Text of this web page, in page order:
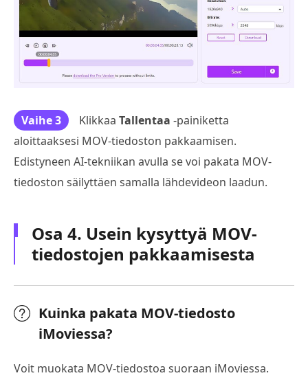
Vaihe 3 Klikkaa Tallentaa -painiketta
aloittaaksesi MOV-tiedoston pakkaamisen.
Edistyneen AI-tekniikan avulla se voi pakata MOV-
tiedoston säilyttäen samalla lähdevideon laadun.
Osa 4. Usein kysyttyä MOV-
tiedostojen pakkaamisesta
Kuinka pakata MOV-tiedosto
iMoviessa?
Voit muokata MOV-tiedostoa suoraan iMoviessa.